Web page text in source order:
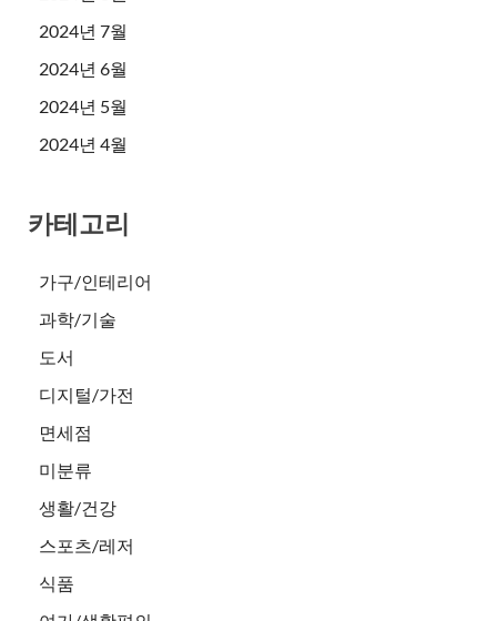
2024년 7월
2024년 6월
2024년 5월
2024년 4월
카테고리
가구/인테리어
과학/기술
도서
디지털/가전
면세점
미분류
생활/건강
스포츠/레저
식품